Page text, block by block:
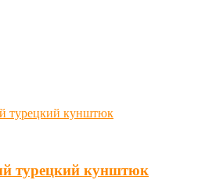
турецкий кунштюк